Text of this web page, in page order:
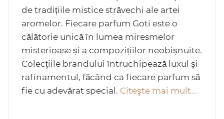
de tradițiile mistice străvechi ale artei
aromelor. Fiecare parfum Goti este o
călătorie unică în lumea miresmelor
misterioase și a compozițiilor neobișnuite.
Colecțiile brandului întruchipează luxul și
rafinamentul, făcând ca fiecare parfum să
fie cu adevărat special. Citeşte mai mult...